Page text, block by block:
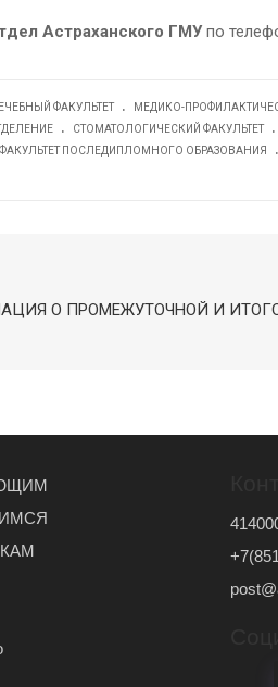
Астраханского ГМУпо
ФАКУЛЬТЕТ . МЕДИКО-
. СТОМАТОЛОГИЧЕСКИЙ ФАКУЛЬТЕТ .
ФАКУЛЬТЕТ ПОСЛЕДИПЛОМНОГО ОБРАЗОВАНИЯ .
О ПРОМЕЖУТОЧНОЙ И